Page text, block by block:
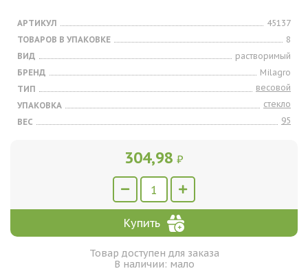
АРТИКУЛ
45137
ТОВАРОВ В УПАКОВКЕ
8
ВИД
растворимый
БРЕНД
Milagro
ТИП
весовой
УПАКОВКА
стекло
ВЕС
95
304,98 ₽
Купить
Товар доступен для заказа
В наличии: мало